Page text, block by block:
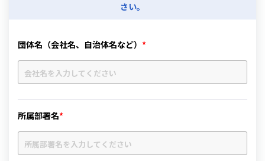
さい。
団体名（会社名、自治体名など） *
所属部署名*